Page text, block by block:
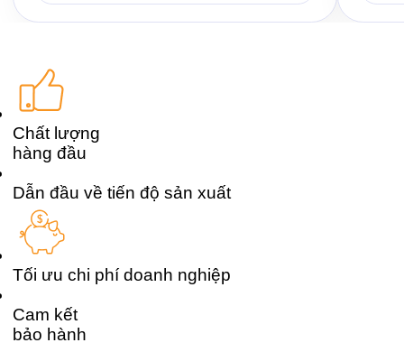
Chất lượng
hàng đầu
Dẫn đầu về tiến độ sản xuất
Tối ưu chi phí doanh nghiệp
Cam kết
bảo hành